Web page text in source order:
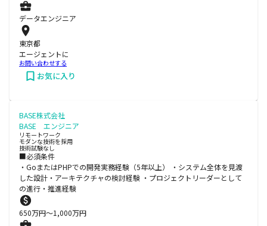
データエンジニア
東京都
エージェントに
お問い合わせする
お気に入り
BASE株式会社
BASE エンジニア
リモートワーク
モダンな技術を採用
技術試験なし
■必須条件
・GoまたはPHPでの開発実務経験（5年以上） ・システム全体を見渡
した設計・アーキテクチャの検討経験 ・プロジェクトリーダーとして
の進行・推進経験
650万円〜1,000万円